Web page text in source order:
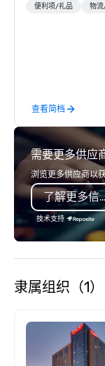
booth giveaways
years of industry
commitment to
service set us
smart, reliable
make the end-
seamless from start
also a certified
便利项/礼品 物
查看简档
需要更多供应
浏览更多供应商以
了解更
技术支持
隶属组织（1）